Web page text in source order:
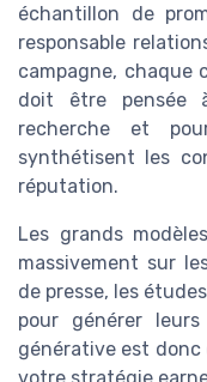
échantillon de
responsable
campagne, chaque
doit être pensée
recherche et
synthétisent les
réputation.
Les grands
massivement sur
de presse, les
pour générer
générative est